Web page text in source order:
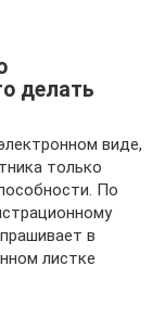
делать
виде,
только
По
в
листке